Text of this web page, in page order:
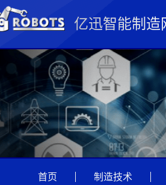
亿迅智能制造
首页 制造技术